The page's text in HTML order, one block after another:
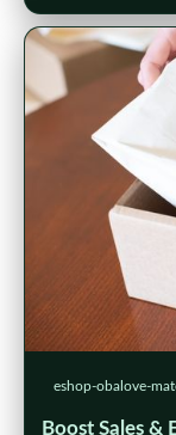
eshop-obalove-
Boost Sales &